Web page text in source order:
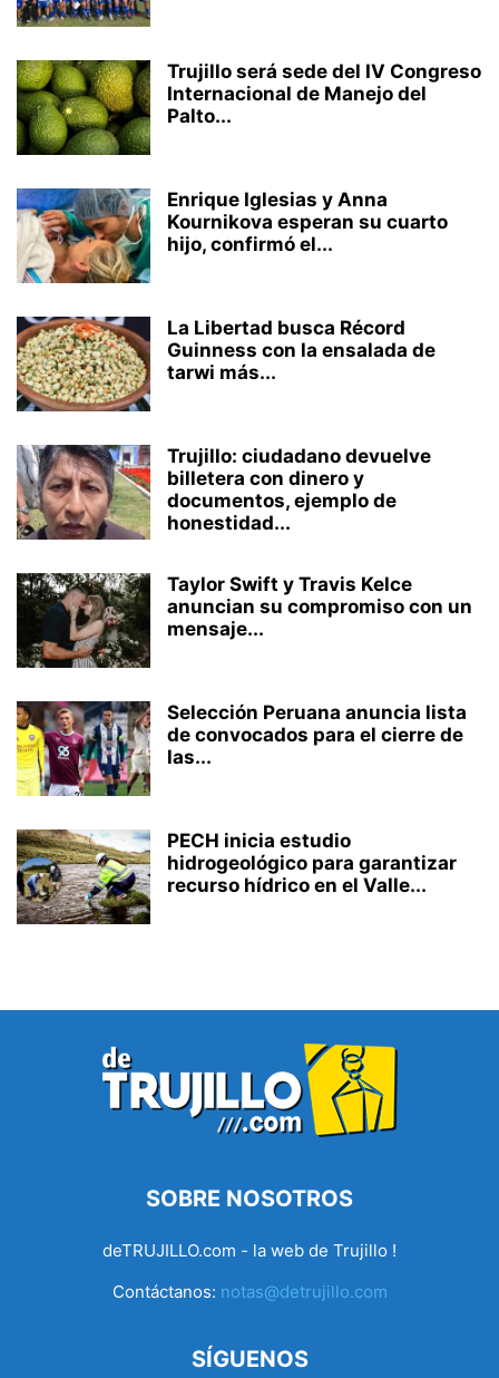
Trujillo será sede del IV Congreso
Internacional de Manejo del
Palto...
Enrique Iglesias y Anna
Kournikova esperan su cuarto
hijo, confirmó el...
La Libertad busca Récord
Guinness con la ensalada de
tarwi más...
Trujillo: ciudadano devuelve
billetera con dinero y
documentos, ejemplo de
honestidad...
Taylor Swift y Travis Kelce
anuncian su compromiso con un
mensaje...
Selección Peruana anuncia lista
de convocados para el cierre de
las...
PECH inicia estudio
hidrogeológico para garantizar
recurso hídrico en el Valle...
SOBRE NOSOTROS
deTRUJILLO.com - la web de Trujillo !
Contáctanos: notas@detrujillo.com
SÍGUENOS